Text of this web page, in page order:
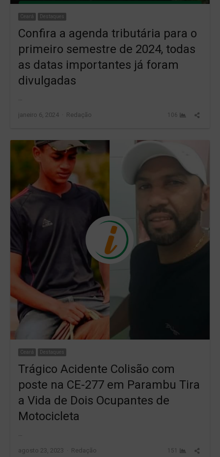
Ceará Destaques
Confira a agenda tributária para o
primeiro semestre de 2024, todas
as datas importantes já foram
divulgadas
…
janeiro 6, 2024 Author
Redação 106
Share
Ceará Destaques
Trágico Acidente Colisão com
poste na CE-277 em Parambu Tira
a Vida de Dois Ocupantes de
Motocicleta
agosto 23, 2023 Author
Redação 151
Share